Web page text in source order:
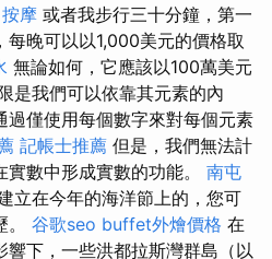
摩 或者我步行三十分鐘，第一
晚可以以1,000美元的價格取
無論如何，它應該以100萬美元
是我們可以依靠其元素的內
過僅使用每個數字來對每個元素
記帳士推薦 但是，我們無法計
數中形成實數的功能。 南屯
立在今年的海洋節上的，您可
。 谷歌seo buffet外燴價格 在
下，一些洪都拉斯灣群島（以